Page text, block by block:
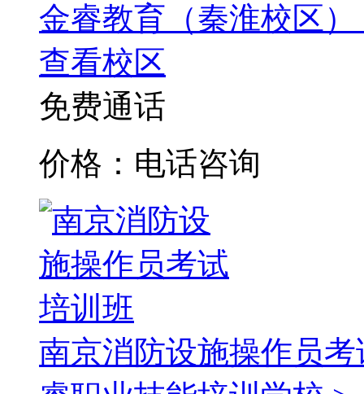
金睿教育（秦淮校区）
查看校区
免费通话
价格：电话咨询
南京消防设施操作员